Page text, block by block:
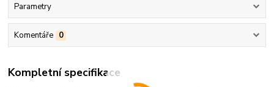
Parametry
Komentáře 0
Kompletní specifikace